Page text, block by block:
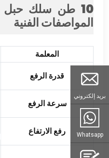
10 طن سلك حبل الرافعة الكهربائية
المواصفات الفنية
المعلمة
قدرة الرفع
سرعة الرفع
رفع الارتفاع
بريد إلكتروني
Whatsapp